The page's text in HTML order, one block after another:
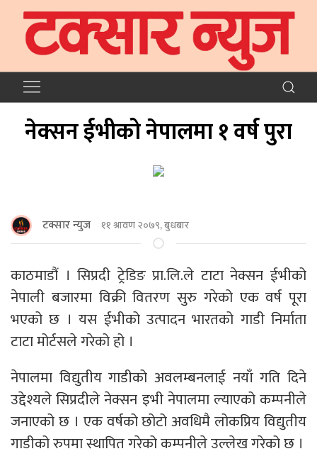
नेक्सन ईभीको नेपालमा १ वर्ष पुरा
टक्सार न्युज ११ श्रावण २०७९, बुधबार
काठमाडौं । सिप्रदी ट्रेडिङ प्रा.लि.ले टाटा नेक्सन ईभीको
नेपाली बजारमा विक्री वितरण सुरु गरेको एक वर्ष पूरा
भएको छ । यस ईभीको उत्पादन भारतको गाडी निर्माता
टाटा मोर्टसले गरेको हो ।
नेपालमा विद्युतीय गाडीको अवलम्बनलाई नयाँ गति दिने
उद्देश्यले सिप्रदीले नेक्सन इभी नेपालमा ल्याएको कम्पनीले
जनाएको छ । एक वर्षको छोटो अवधिमै लोकप्रिय विद्युतीय
गाडीको रुपमा स्थापित गरेको कम्पनीले उल्लेख गरेको छ ।